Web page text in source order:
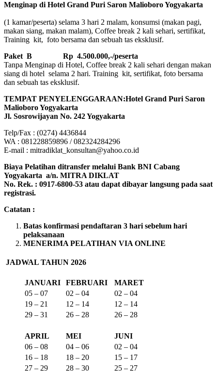
Menginap di Hotel Grand Puri Saron Malioboro Yogyakarta
(1 kamar/peserta) selama 3 hari 2 malam, konsumsi (makan pagi,
makan siang, makan malam), Coffee break 2 kali sehari, sertifikat,
Training kit, foto bersama dan sebuah tas eksklusif.
Paket B
Rp 4.500.000,-/peserta
Tanpa Menginap di Hotel, Coffee break 2 kali sehari dengan makan
siang di hotel selama 2 hari. Training kit, sertifikat, foto bersama
dan sebuah tas eksklusif.
TEMPAT PENYELENGGARAAN:Hotel Grand Puri Saron
Malioboro Yogyakarta
Jl. Sosrowijayan No. 242 Yogyakarta
Telp/Fax : (0274) 4436844
WA : 081228859896 / 082324284296
E-mail : mitradiklat_konsultan@yahoo.co.id
Biaya Pelatihan ditransfer melalui Bank BNI Cabang
Yogyakarta a/n. MITRA DIKLAT
No. Rek. : 0917-6800-53 atau dapat dibayar langsung pada saat
registrasi.
Catatan :
Batas konfirmasi pendaftaran 3 hari sebelum hari
pelaksanaan
MENERIMA PELATIHAN VIA ONLINE
JADWAL TAHUN 2026
JANUARI FEBRUARI
MARET
05 – 07
02 – 04
02 – 04
19 – 21
12 – 14
12 – 14
29 – 31
26 – 28 26 – 28
APRIL MEI
JUNI
06 – 08
04 – 06
02 – 04
16 – 18
18 – 20
15 – 17
27 – 29
28 – 30 25 – 27